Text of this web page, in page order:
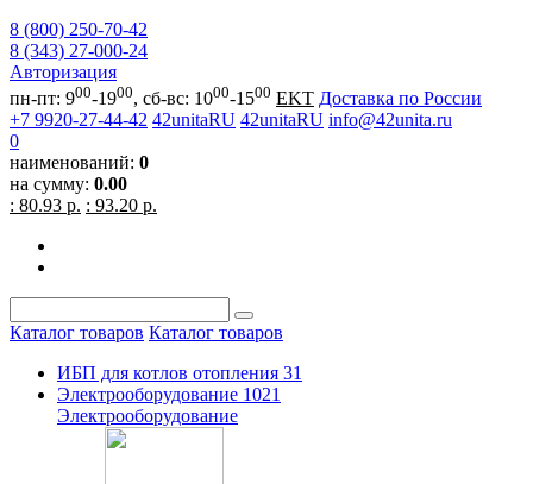
8 (800) 250-70-42
8 (343) 27-000-24
Авторизация
пн-пт: 900-1900, сб-вс: 1000-1500 EKT Доставка по России
+7 9920-27-44-42 42unitaRU 42unitaRU info@42unita.ru
0
наименований: 0
на сумму: 0.00
: 80.93 р. : 93.20 р.
Каталог товаров Каталог товаров
ИБП для котлов отопления 31
Электрооборудование 1021
Электрооборудование